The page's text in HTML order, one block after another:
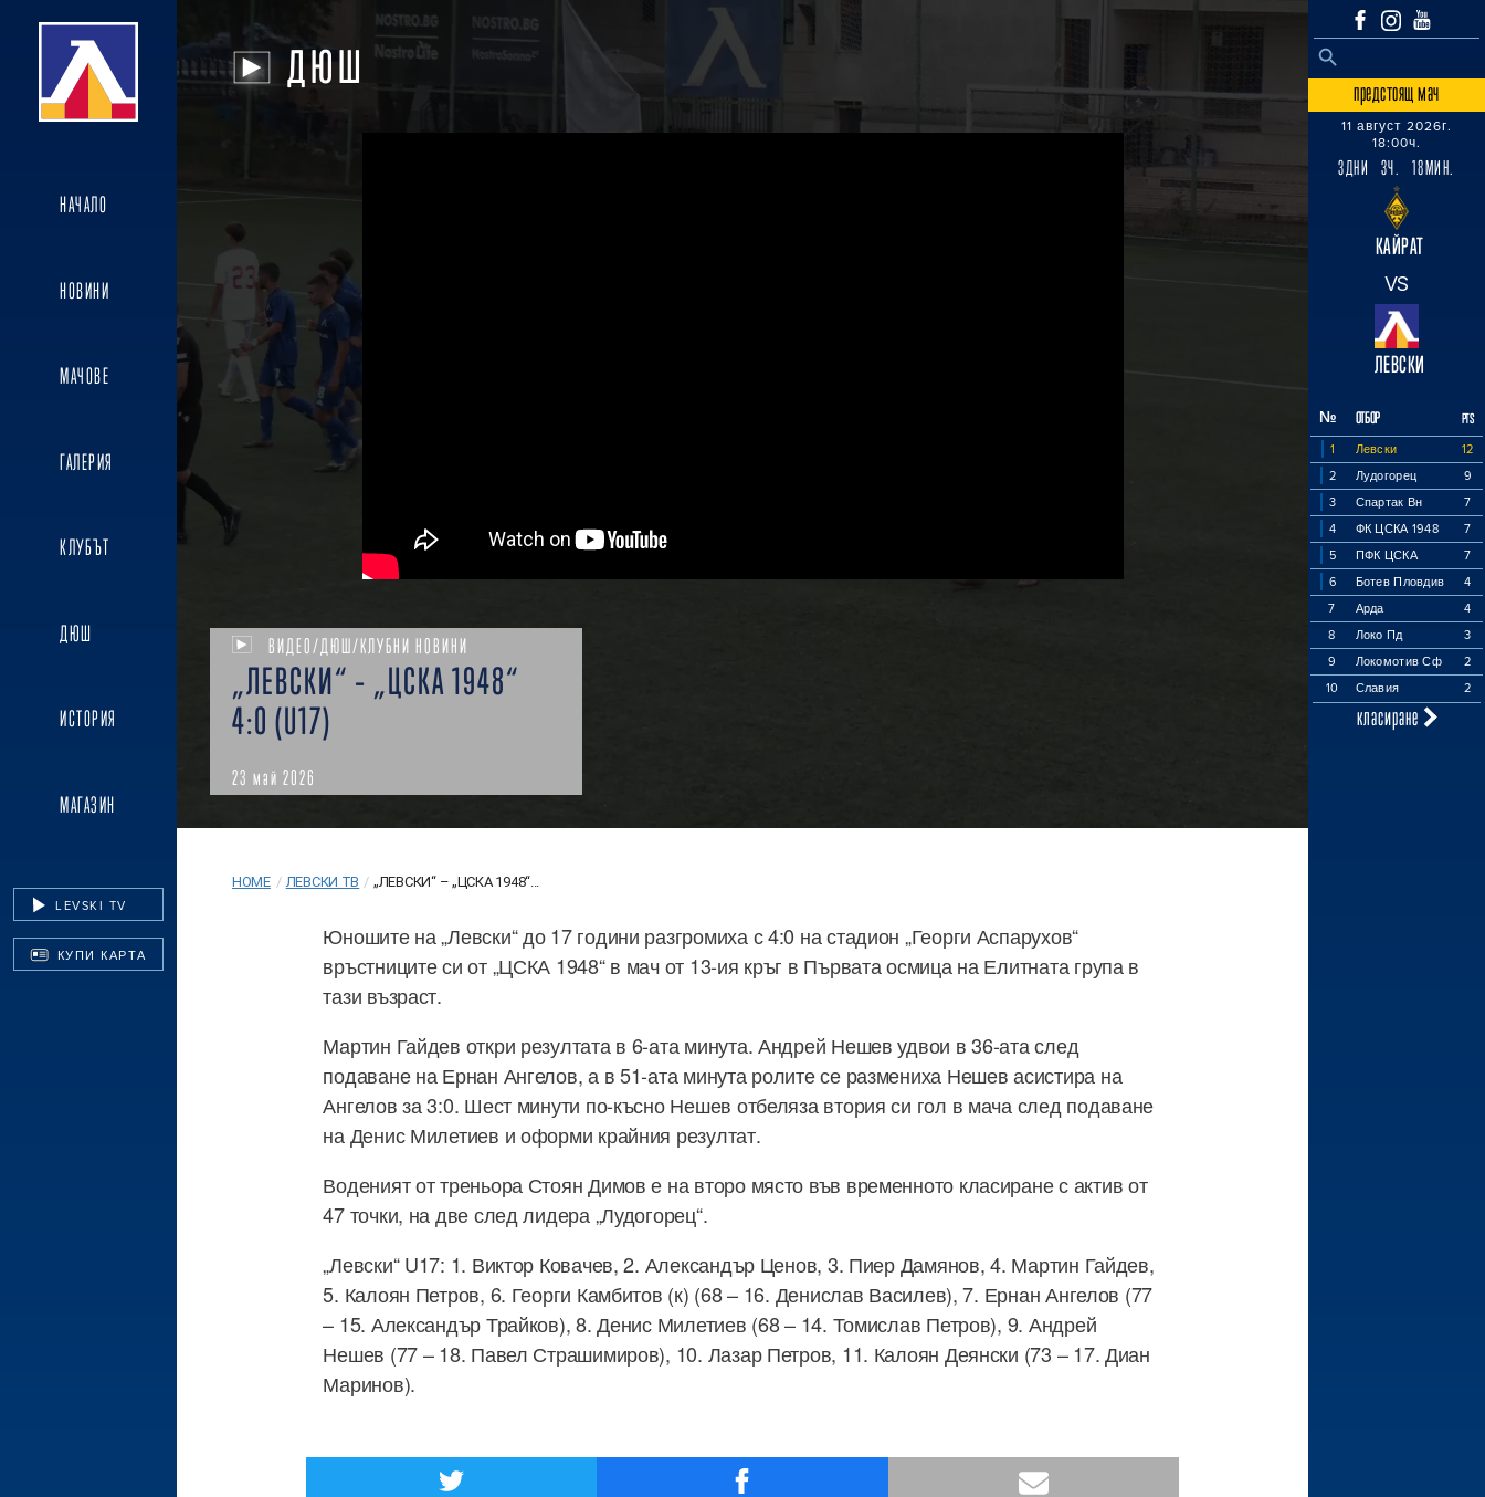
НАЧАЛО
НОВИНИ
МАЧОВЕ
ГАЛЕРИЯ
КЛУБЪТ
ДЮШ
ИСТОРИЯ
МАГАЗИН
LEVSKI TV
КУПИ КАРТА
Search
SEARCH BUTTON
предстоящ мач
11 август 2026г.
18:00ч.
3ДНИ 3Ч. 18МИН.
КАЙРАТ
VS
ЛЕВСКИ
№ ОТБОР PTS
1 Левски
12
2
Лудогорец
9
3
Спартак Вн
7
4
ФК ЦСКА 1948
7
5
ПФК ЦСКА
7
6
Ботев Пловдив
4
7
Арда
4
8
Локо Пд
3
9
Локомотив Сф
2
10
Славия 2
класиране
ДЮШ
ВИДЕО/ДЮШ/КЛУБНИ НОВИНИ
„ЛЕВСКИ“ – „ЦСКА 1948“
4:0 (U17)
23 май 2026
HOME / ЛЕВСКИ ТВ / „ЛЕВСКИ“ – „ЦСКА 1948“...
Юношите на „Левски“ до 17 години разгромиха с 4:0 на стадион „Георги Аспарухов“
връстниците си от „ЦСКА 1948“ в мач от 13-ия кръг в Първата осмица на Елитната група в
тази възраст.
Мартин Гайдев откри резултата в 6-ата минута. Андрей Нешев удвои в 36-ата след
подаване на Ернан Ангелов, а в 51-ата минута ролите се размениха Нешев асистира на
Ангелов за 3:0. Шест минути по-късно Нешев отбеляза втория си гол в мача след подаване
на Денис Милетиев и оформи крайния резултат.
Воденият от треньора Стоян Димов е на второ място във временното класиране с актив от
47 точки, на две след лидера „Лудогорец“.
„Левски“ U17: 1. Виктор Ковачев, 2. Александър Ценов, 3. Пиер Дамянов, 4. Мартин Гайдев,
5. Калоян Петров, 6. Георги Камбитов (к) (68 – 16. Денислав Василев), 7. Ернан Ангелов (77
– 15. Александър Трайков), 8. Денис Милетиев (68 – 14. Томислав Петров), 9. Андрей
Нешев (77 – 18. Павел Страшимиров), 10. Лазар Петров, 11. Калоян Деянски (73 – 17. Диан
Маринов).